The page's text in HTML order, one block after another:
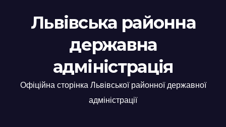
Львівська районна
державна
адміністрація
Офіційна сторінка Львівської районної державної
адміністрації